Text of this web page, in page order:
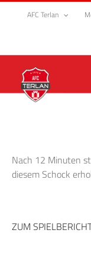
Zum
AFC Terlan
Nach 12 Minuten
diesem Schock
ZUM